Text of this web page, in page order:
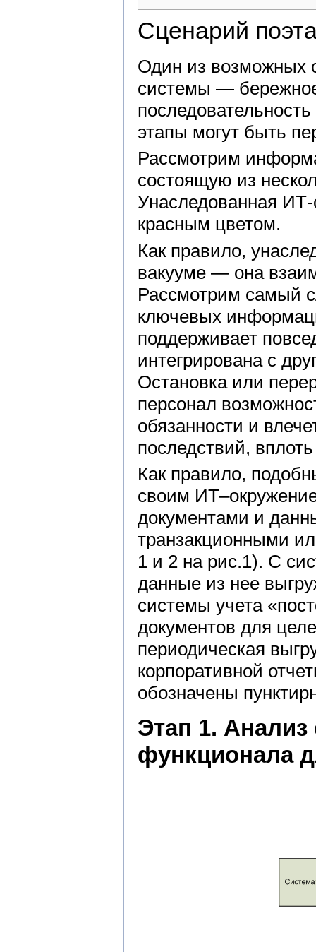
Сценарий
Один из возможных
системы —
этапы могут быть
Рассмотрим
состоящую из
Унаследованная
красным цветом.
Как правило,
вакууме — она
Рассмотрим самый
ключевых
поддерживает
интегрирована с
Остановка или
персонал
обязанности и
последствий,
Как правило,
своим
документами и
транзакционными
1 и 2 на рис.1). С
данные из нее
системы учета
документов для
периодическая
корпоративной
обозначены
Этап 1.
функционала